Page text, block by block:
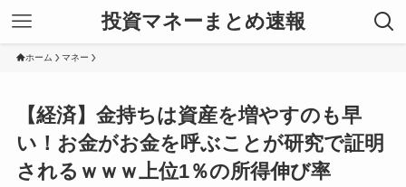
投資マネーまとめ速報
ホーム マネー
【経済】金持ちは資産を増やすのも早
い！お金がお金を呼ぶことが研究で証明
されるｗｗｗ上位1％の所得伸び率